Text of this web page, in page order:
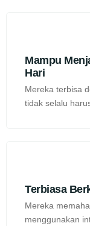
Mampu
Hari
Mereka terbisa
tidak selalu
Terbiasa
Mereka
menggunakan